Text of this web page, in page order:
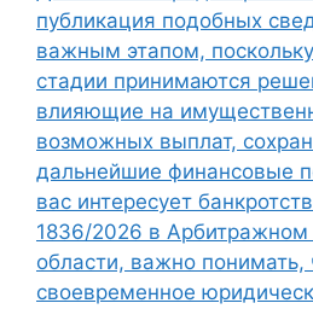
публикация подобных
важным этапом,
стадии принимаются
влияющие на
возможных выплат,
дальнейшие финансовые
вас интересует
1836/2026 в Арбитражном
области, важно понимать,
своевременное